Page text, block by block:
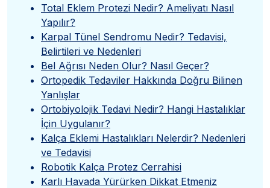
Total Eklem Protezi Nedir? Ameliyatı Nasıl
Yapılır?
Karpal Tünel Sendromu Nedir? Tedavisi,
Belirtileri ve Nedenleri
Bel Ağrısı Neden Olur? Nasıl Geçer?
Ortopedik Tedaviler Hakkında Doğru Bilinen
Yanlışlar
Ortobiyolojik Tedavi Nedir? Hangi Hastalıklar
İçin Uygulanır?
Kalça Eklemi Hastalıkları Nelerdir? Nedenleri
ve Tedavisi
Robotik Kalça Protez Cerrahisi
Karlı Havada Yürürken Dikkat Etmeniz